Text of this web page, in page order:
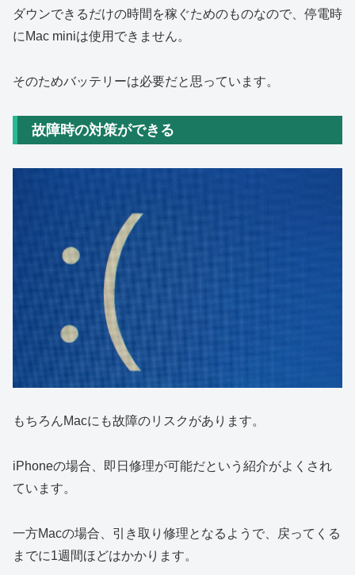
ダウンできるだけの時間を稼ぐためのものなので、停電時
にMac miniは使用できません。
そのためバッテリーは必要だと思っています。
故障時の対策ができる
もちろんMacにも故障のリスクがあります。
iPhoneの場合、即日修理が可能だという紹介がよくされ
ています。
一方Macの場合、引き取り修理となるようで、戻ってくる
までに1週間ほどはかかります。